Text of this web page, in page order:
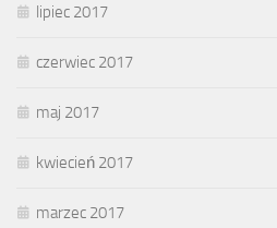
lipiec 2017
czerwiec 2017
maj 2017
kwiecień 2017
marzec 2017